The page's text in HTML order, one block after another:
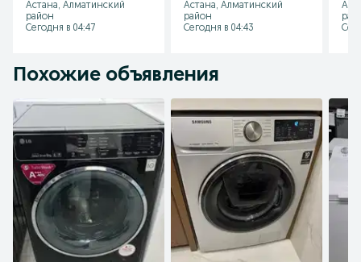
Астана, Алматинский
район
Сегодня в 04:47
Астана, Алматинский
район
Сегодня в 04:43
IN
Похожие объявления